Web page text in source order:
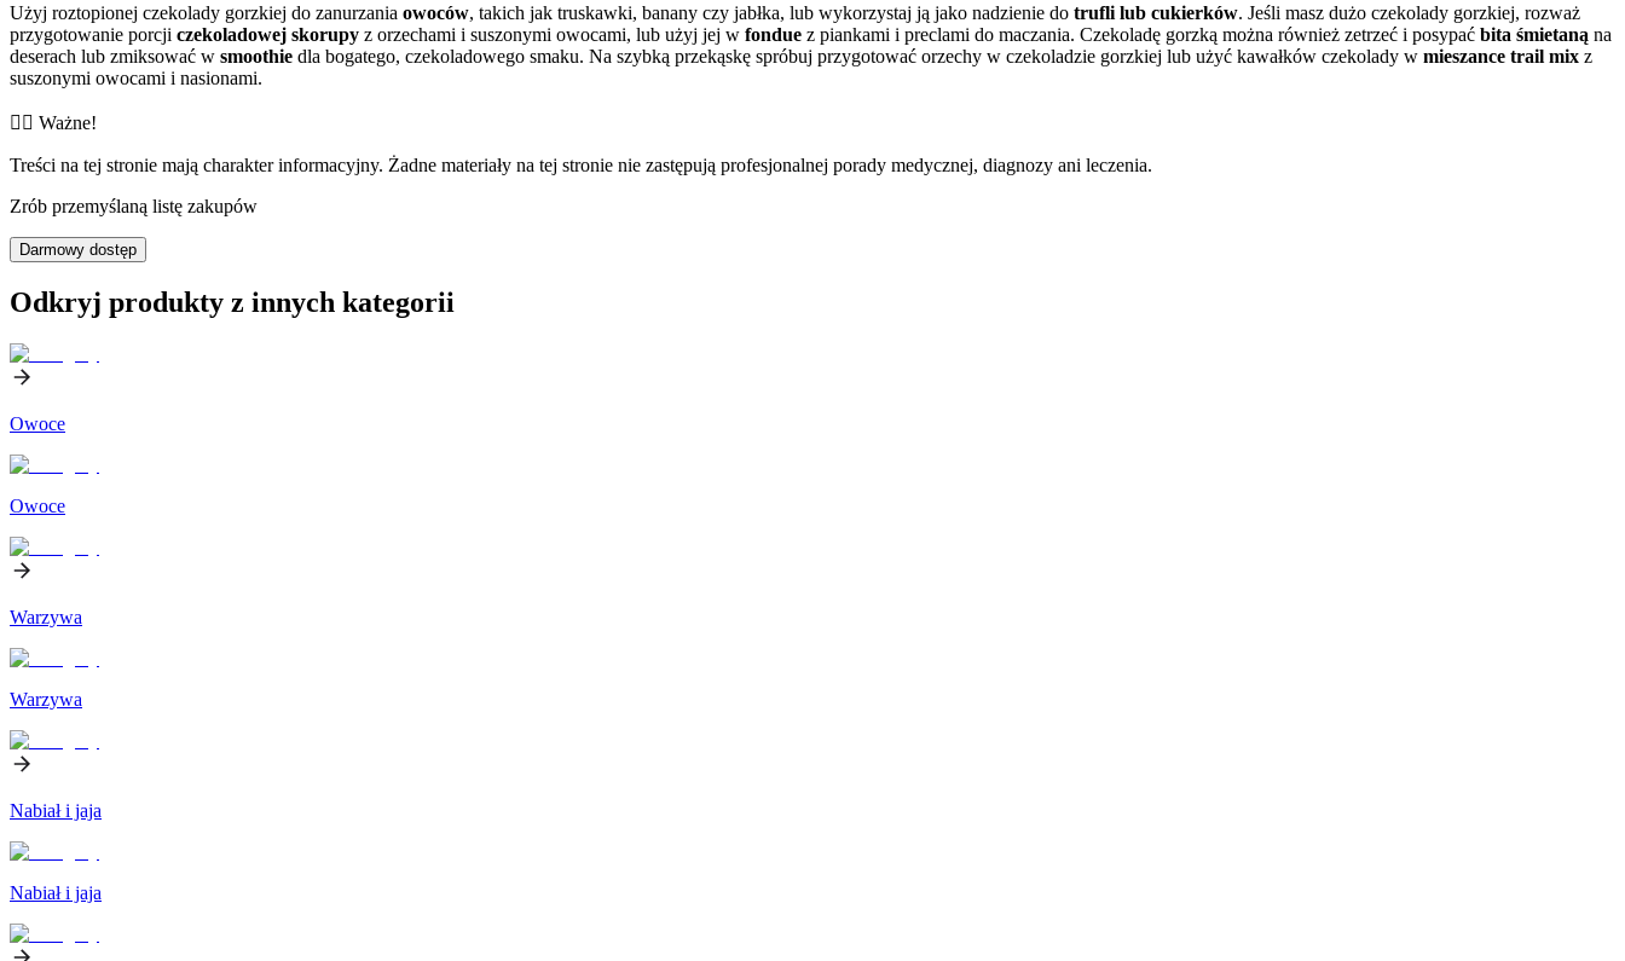
Użyj roztopionej czekolady gorzkiej do zanurzania owoców, takich jak truskawki, banany czy jabłka, lub wykorzystaj ją jako nadzienie do trufli lub cukierków. Jeśli masz dużo czekolady gorzkiej, rozważ
przygotowanie porcji czekoladowej skorupy z orzechami i suszonymi owocami, lub użyj jej w fondue z piankami i preclami do maczania. Czekoladę gorzką można również zetrzeć i posypać bita śmietaną na
deserach lub zmiksować w smoothie dla bogatego, czekoladowego smaku. Na szybką przekąskę spróbuj przygotować orzechy w czekoladzie gorzkiej lub użyć kawałków czekolady w mieszance trail mix z
suszonymi owocami i nasionami.
👨‍⚕️️ Ważne!
Treści na tej stronie mają charakter informacyjny. Żadne materiały na tej stronie nie zastępują profesjonalnej porady medycznej, diagnozy ani leczenia.
Zrób przemyślaną listę zakupów
Darmowy dostęp
Odkryj produkty z innych kategorii
Owoce
Owoce
Warzywa
Warzywa
Nabiał i jaja
Nabiał i jaja